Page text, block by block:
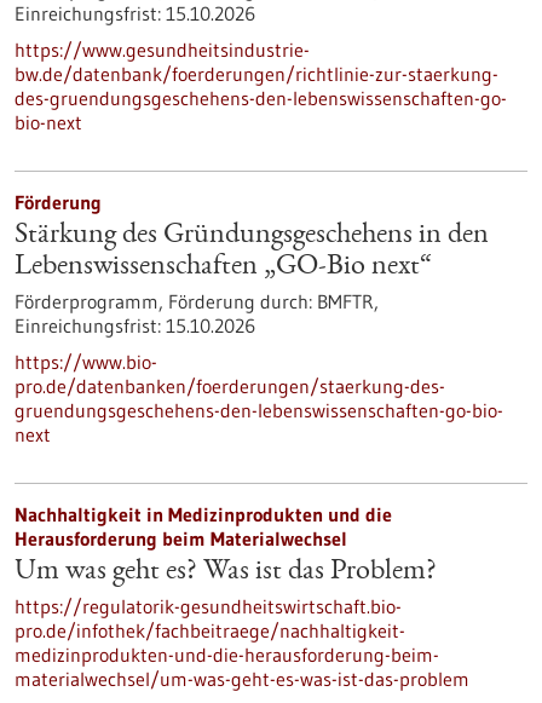
Einreichungsfrist: 15.10.2026
https://www.gesundheitsindustrie-
bw.de/datenbank/foerderungen/richtlinie-zur-staerkung-
des-gruendungsgeschehens-den-lebenswissenschaften-go-
bio-next
Förderung
Stärkung des Gründungsgeschehens in den
Lebenswissenschaften „GO-Bio next“
Förderprogramm, Förderung durch: BMFTR,
Einreichungsfrist: 15.10.2026
https://www.bio-
pro.de/datenbanken/foerderungen/staerkung-des-
gruendungsgeschehens-den-lebenswissenschaften-go-bio-
next
Nachhaltigkeit in Medizinprodukten und die
Herausforderung beim Materialwechsel
Um was geht es? Was ist das Problem?
https://regulatorik-gesundheitswirtschaft.bio-
pro.de/infothek/fachbeitraege/nachhaltigkeit-
medizinprodukten-und-die-herausforderung-beim-
materialwechsel/um-was-geht-es-was-ist-das-problem